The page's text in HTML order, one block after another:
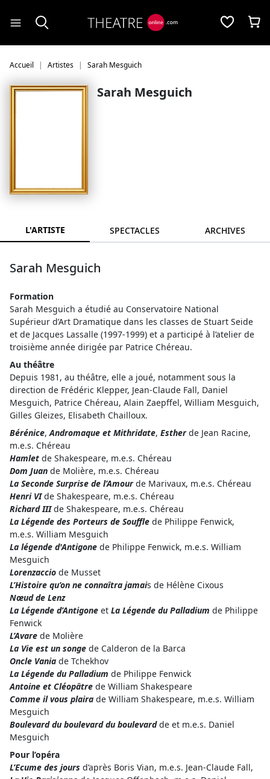
Accueil Artistes Sarah Mesguich
Sarah Mesguich
L'ARTISTE SPECTACLES ARCHIVES
Sarah Mesguich
Formation
Sarah Mesguich a étudié au Conservatoire National
Supérieur d’Art Dramatique dans les classes de Stuart Seide
et de Jacques Lassalle (1997-1999) et a participé à l’atelier de
troisième année dirigée par Patrice Chéreau.
Au théâtre
Depuis 1981, au théâtre, elle a joué, notamment sous la
direction de Frédéric Klepper, Jean-Claude Fall, Daniel
Mesguich, Patrice Chéreau, Alain Zaepffel, William Mesguich,
Gilles Gleizes, Elisabeth Chailloux.
Bérénice,Andromaque et Mithridate, Estherde Jean Racine,
m.e.s. Chéreau
Hamlet de Shakespeare, m.e.s. Chéreau
Dom Juan de Molière, m.e.s. Chéreau
La Seconde Surprise de l’Amourde Marivaux, m.e.s. Chéreau
Henri VIde Shakespeare, m.e.s. Chéreau
Richard IIIde Shakespeare, m.e.s. Chéreau
La Légende des Porteurs de Souffle de Philippe Fenwick,
m.e.s. William Mesguich
La légende d'Antigone de Philippe Fenwick, m.e.s. William
Mesguich
Lorenzaccio de Musset
L’Histoire qu’on ne connaîtra jamais de Hélène Cixous
Nœud de Lenz
La Légende d’Antigone et La Légende du Palladium de Philippe
Fenwick
L’Avare de Molière
La Vie est un songe de Calderon de la Barca
Oncle Vania de Tchekhov
La Légende du Palladium de Philippe Fenwick
Antoine et Cléopâtre de William Shakespeare
Comme il vous plaira de William Shakespeare, m.e.s. William
Mesguich
Boulevard du boulevard du boulevardde et m.e.s. Daniel
Mesguich
Pour l’opéra
L’Ecume des jours d’après Boris Vian, m.e.s. Jean-Claude Fall,